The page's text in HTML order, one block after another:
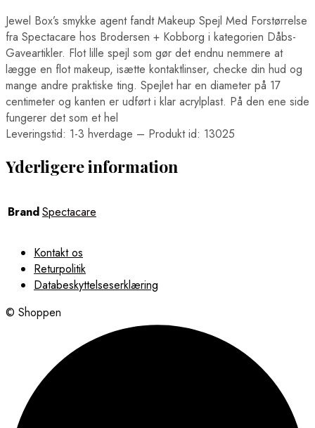
Jewel Box’s smykke agent fandt Makeup Spejl Med Forstørrelse
fra Spectacare hos Brodersen + Kobborg i kategorien Dåbs-
Gaveartikler. Flot lille spejl som gør det endnu nemmere at
lægge en flot makeup, isætte kontaktlinser, checke din hud og
mange andre praktiske ting. Spejlet har en diameter på 17
centimeter og kanten er udført i klar acrylplast. På den ene side
fungerer det som et hel
Leveringstid: 1-3 hverdage – Produkt id: 13025
Yderligere information
BrandSpectacare
Kontakt os
Returpolitik
Databeskyttelseserklæring
© Shoppen